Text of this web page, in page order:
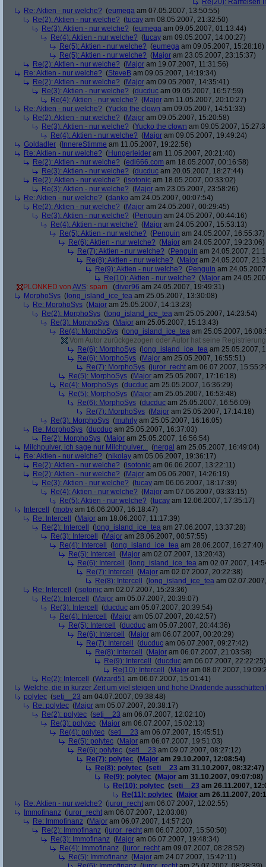
Re(20): Raiffeisen
Re: Aktien - nur welche? (eumega am 07.05.2007, 13:50:55)
Re(2): Aktien - nur welche? (tucay am 08.05.2007, 21:32:50)
Re(3): Aktien - nur welche? (eumega am 09.05.2007, 01:13:44)
Re(4): Aktien - nur welche? (tucay am 09.05.2007, 14:00:27)
Re(5): Aktien - nur welche? (eumega am 09.05.2007, 15:28:18)
Re(5): Aktien - nur welche? (Major am 23.05.2007, 23:15:37)
Re(2): Aktien - nur welche? (Major am 19.07.2007, 11:31:56)
Re: Aktien - nur welche? (SteveB am 09.05.2007, 14:19:34)
Re(2): Aktien - nur welche? (Major am 09.05.2007, 14:35:41)
Re(3): Aktien - nur welche? (ducduc am 09.05.2007, 16:57:59)
Re(4): Aktien - nur welche? (Major am 11.05.2007, 20:10:27)
Re: Aktien - nur welche? (Yucko the clown am 09.05.2007, 14:51:33)
Re(2): Aktien - nur welche? (Major am 09.05.2007, 15:20:58)
Re(3): Aktien - nur welche? (Yucko the clown am 09.05.2007,
Re(4): Aktien - nur welche? (Major am 09.05.2007, 19:49:24)
Goldadler ( InnereStimme am 11.05.2007, 19:22:56)
Re: Aktien - nur welche? (Hungerleider am 11.05.2007, 20:21:40)
Re(2): Aktien - nur welche? (edi666.com am 18.05.2007, 00:16:58)
Re(3): Aktien - nur welche? (ducduc am 20.05.2007, 18:27:44)
Re(2): Aktien - nur welche? (isotonic am 18.05.2007, 00:33:02)
Re(3): Aktien - nur welche? (Major am 23.05.2007, 23:58:26)
Re: Aktien - nur welche? (danko am 24.05.2007, 00:07:54)
Re(2): Aktien - nur welche? (Major am 24.05.2007, 00:29:45)
Re(3): Aktien - nur welche? (Penguin am 24.05.2007, 00:44:16)
Re(4): Aktien - nur welche? (Major am 24.05.2007, 15:53:13)
Re(5): Aktien - nur welche? (Penguin am 24.05.2007, 16:55:37)
Re(6): Aktien - nur welche? (Major am 24.05.2007, 19:23:06)
Re(7): Aktien - nur welche? (Penguin am 24.05.2007,
Re(8): Aktien - nur welche? (Major am 24.05.2007,
Re(9): Aktien - nur welche? (Penguin am
Re(10): Aktien - nur welche? (Major am
PLONKED von AVS: spam (diver96 am 24.05.2007, 19:49:31)
MorphoSys ( long_island_ice_tea am 25.05.2007, 13:30:08)
Re: MorphoSys (Major am 25.05.2007, 14:13:23)
Re(2): MorphoSys ( long_island_ice_tea am 25.05.2007, 14:23:54)
Re(3): MorphoSys (Major am 25.05.2007, 15:13:43)
Re(4): MorphoSys ( long_island_ice_tea am 25.05.2007,
Vom Autor zurückgezogen oder Autor hat seine
Re(6): MorphoSys ( long_island_ice_tea am 25.05.2007,
Re(6): MorphoSys (Major am 25.05.2007, 16:55:51)
Re(7): MorphoSys (juror_recht am 06.07.2007,
Re(5): MorphoSys (Major am 25.05.2007, 17:16:18)
Re(4): MorphoSys (ducduc am 25.05.2007, 16:36:29)
Re(5): MorphoSys (Major am 25.05.2007, 16:53:48)
Re(6): MorphoSys (ducduc am 25.05.2007, 16:56:09)
Re(7): MorphoSys (Major am 25.05.2007, 17:14:18)
Re(3): MorphoSys (muhrly am 25.05.2007, 16:16:05)
Re: MorphoSys (ducduc am 25.05.2007, 16:37:03)
Re(2): MorphoSys (Major am 25.05.2007, 16:56:54)
Milchpulver, ich sage nur Milchpulver... (nergal am 25.05.2007, 16:49:04)
Re: Aktien - nur welche? (nikolay am 05.06.2007, 19:36:17)
Re(2): Aktien - nur welche? (isotonic am 06.06.2007, 13:22:11)
Re(2): Aktien - nur welche? (Major am 06.06.2007, 14:26:19)
Re(3): Aktien - nur welche? (tucay am 06.06.2007, 18:17:39)
Re(4): Aktien - nur welche? (Major am 07.06.2007, 03:33:15)
Re(5): Aktien - nur welche? (tucay am 12.06.2007, 17:35:17)
Intercell
(moby am 16.06.2007, 16:18:47)
Re: Intercell
(Major am 18.06.2007, 11:17:39)
Re(2): Intercell
( long_island_ice_tea am 27.06.2007, 13:37:28)
Re(3): Intercell
(Major am 28.06.2007, 00:57:55)
Re(4): Intercell
( long_island_ice_tea am 28.06.2007, 16:27:40)
Re(5): Intercell
(Major am 02.07.2007, 13:20:43)
Re(6): Intercell
( long_island_ice_tea am 02.07.2007,
Re(7): Intercell
(Major am 02.07.2007, 20:22:38)
Re(8): Intercell
( long_island_ice_tea am
Re: Intercell
(isotonic am 02.07.2007, 15:23:36)
Re(2): Intercell
(Major am 05.07.2007, 20:39:07)
Re(3): Intercell
(ducduc am 05.07.2007, 20:39:54)
Re(4): Intercell
(Major am 05.07.2007, 20:42:57)
Re(5): Intercell
(ducduc am 05.07.2007, 20:44:36)
Re(6): Intercell
(Major am 06.07.2007, 00:20:29)
Re(7): Intercell
(ducduc am 06.07.2007, 09:27:42)
Re(8): Intercell
(Major am 06.07.2007, 21:03:58)
Re(9): Intercell
(ducduc am 06.07.2007, 22:22:25)
Re(10): Intercell
(Major am 08.07.2007,
Re(2): Intercell
(Wizard51 am 06.07.2007, 15:01:41)
Welche, die in kurzer Zeit um viel steigen und hohe Dividende
polytec (seti__23 am 04.07.2007, 09:38:48)
Re: polytec (Major am 05.07.2007, 20:38:17)
Re(2): polytec (seti__23 am 06.07.2007, 12:02:10)
Re(3): polytec (Major am 06.07.2007, 15:02:13)
Re(4): polytec (seti__23 am 06.07.2007, 15:45:51)
Re(5): polytec (Major am 06.07.2007, 19:51:03)
Re(6): polytec (seti__23 am 09.07.2007, 08:27:12)
Re(7): polytec (Major am 29.10.2007, 12:08:54)
Re(8): polytec (seti__23 am 31.10.2007, 08:32:47)
Re(9): polytec (Major am 31.10.2007, 09:07:08)
Re(10): polytec (seti__23 am 26.11.2007,
Re(11): polytec (Major am 26.11.2007,
Re: Aktien - nur welche? (juror_recht am 06.07.2007, 12:02:55)
Immofinanz (juror_recht am 06.07.2007, 12:03:08)
Re: Immofinanz (Major am 06.07.2007, 14:57:20)
Re(2): Immofinanz (juror_recht am 06.07.2007, 15:50:50)
Re(3): Immofinanz (Major am 06.07.2007, 19:48:34)
Re(4): Immofinanz (juror_recht am 09.07.2007, 08:28:52)
Re(5): Immofinanz (Major am 24.07.2007, 15:42:11)